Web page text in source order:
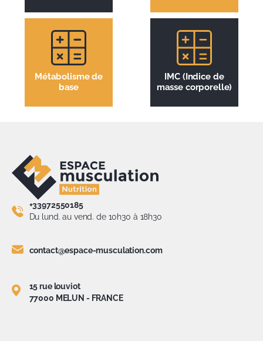
Métabolisme de
base
IMC (Indice de
masse corporelle)
+33972550185
Du lund. au vend. de 10h30 à 18h30
contact@espace-musculation.com
15 rue louviot
77000 MELUN - FRANCE